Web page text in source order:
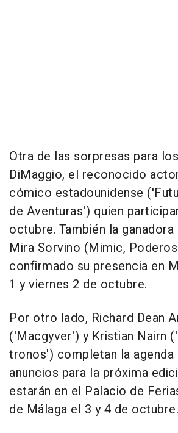
Otra de las sorpresas para
DiMaggio, el reconocido
cómico estadounidense
de Aventuras') quien
octubre. También la ganadora
Mira Sorvino (Mimic,
confirmado su presencia en
1 y viernes 2 de octubre.
Por otro lado, Richard Dean
('Macgyver') y Kristian Nairn
tronos') completan la
anuncios para la próxima
estarán en el Palacio de
de Málaga el 3 y 4 de octubre.